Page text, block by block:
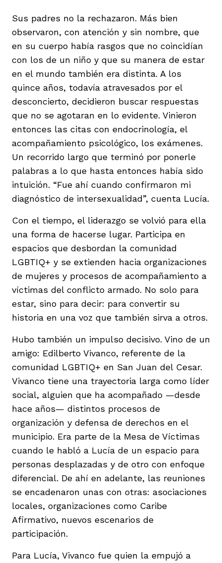
Sus padres no la rechazaron. Más bien
observaron, con atención y sin nombre, que
en su cuerpo había rasgos que no coincidían
con los de un niño y que su manera de estar
en el mundo también era distinta. A los
quince años, todavía atravesados por el
desconcierto, decidieron buscar respuestas
que no se agotaran en lo evidente. Vinieron
entonces las citas con endocrinología, el
acompañamiento psicológico, los exámenes.
Un recorrido largo que terminó por ponerle
palabras a lo que hasta entonces había sido
intuición. “Fue ahí cuando confirmaron mi
diagnóstico de intersexualidad”, cuenta Lucía.
Con el tiempo, el liderazgo se volvió para ella
una forma de hacerse lugar. Participa en
espacios que desbordan la comunidad
LGBTIQ+ y se extienden hacia organizaciones
de mujeres y procesos de acompañamiento a
víctimas del conflicto armado. No solo para
estar, sino para decir: para convertir su
historia en una voz que también sirva a otros.
Hubo también un impulso decisivo. Vino de un
amigo: Edilberto Vivanco, referente de la
comunidad LGBTIQ+ en San Juan del Cesar.
Vivanco tiene una trayectoria larga como líder
social, alguien que ha acompañado —desde
hace años— distintos procesos de
organización y defensa de derechos en el
municipio. Era parte de la Mesa de Víctimas
cuando le habló a Lucía de un espacio para
personas desplazadas y de otro con enfoque
diferencial. De ahí en adelante, las reuniones
se encadenaron unas con otras: asociaciones
locales, organizaciones como Caribe
Afirmativo, nuevos escenarios de
participación.
Para Lucía, Vivanco fue quien la empujó a